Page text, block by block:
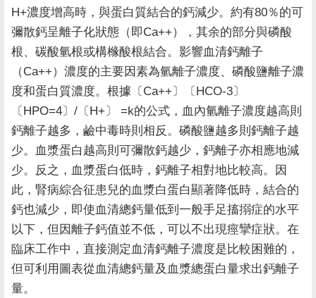
H+濃度增高時，與蛋白質結合的鈣減少。約有80％的可
彌散鈣呈離子化狀態（即Ca++），其余的部分與磷酸
根、碳酸氫根或構橼酸根結合。影響血清鈣離子
（Ca++）濃度的主要因素為氫離子濃度、磷酸鹽離子濃
度和蛋白質濃度。根據〔Ca++〕〔HCO-3〕
〔HPO=4〕/〔H+〕 =k的公式，血內氫離子濃度越高則
鈣離子越多，鹼中毒時則相反。磷酸鹽越多則鈣離子越
少。血漿蛋白越高則可彌散鈣越少，鈣離子亦相應地減
少。反之，血漿蛋白低時，鈣離子相對地比較高。因
此，腎病綜合征患兒的血漿白蛋白顯著降低時，結合的
鈣也減少，即使血清總鈣量低到一般手足搐搦症的水平
以下，但因離子鈣值並不低，可以不出現痙攣症狀。在
臨床工作中，直接測定血清鈣離子濃度是比較困難的，
但可利用圖表從血清總鈣量及血漿總蛋白量求出鈣離子
量。